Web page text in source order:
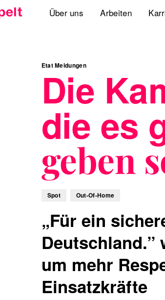
Über uns
Spezialisten
Lösungen
Standorte
International
Arbeiten
Etat Meldungen
Die
die es
geben
Spot Out-Of-Home
„Für ein
Deutschland.”
um mehr
Einsatzkräfte